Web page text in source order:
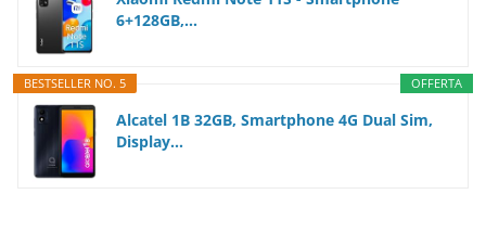
6+128GB,...
OFFERTA
BESTSELLER NO. 5
Alcatel 1B 32GB, Smartphone 4G Dual Sim,
Display...